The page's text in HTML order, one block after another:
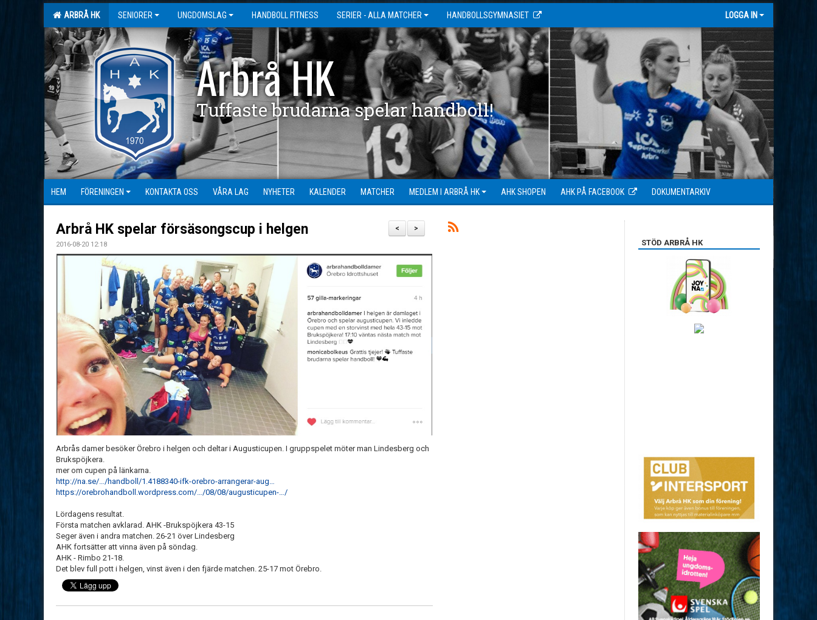
ARBRÅ HK SENIORER UNGDOMSLAG HANDBOLL FITNESS SERIER - ALLA MATCHER HANDBOLLSGYMNASIET LOGGA IN
Arbrå HK
Tuffaste brudarna spelar handboll!
HEM FÖRENINGEN KONTAKTA OSS VÅRA LAG NYHETER KALENDER MATCHER MEDLEM I ARBRÅ HK AHK SHOPEN AHK PÅ FACEBOOK DOKUMENTARKIV
>
<
Arbrå HK spelar försäsongscup i helgen
2016-08-20 12:18
Arbrås damer besöker Örebro i helgen och deltar i Augusticupen. I gruppspelet möter man Lindesberg och
Brukspöjkera.
mer om cupen på länkarna.
http://na.se/…/handboll/1.4188340-ifk-orebro-arrangerar-aug…
https://orebrohandboll.wordpress.com/…/08/08/augusticupen-…/
Lördagens resultat.
Första matchen avklarad. AHK -Brukspöjkera 43-15
Seger även i andra matchen. 26-21 över Lindesberg
AHK fortsätter att vinna även på söndag.
AHK - Rimbo 21-18.
Det blev full pott i helgen, vinst även i den fjärde matchen. 25-17 mot Örebro.
STÖD ARBRÅ HK